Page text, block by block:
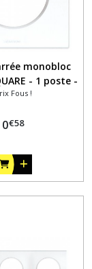
monobloc
- 1 poste -
Blanc
Fous !
0€58